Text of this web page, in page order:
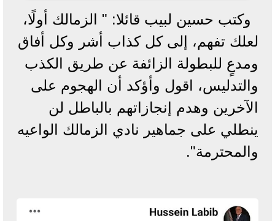
وكتب حسين لبيب قائلا: " الزمالك أولًا،
لعلك تفهم، إلى كل كذاب أشر وكل أفاق
ومدعٍ للبطولة الزائفة عن طريق الكذب
والتدليس، اقول وأؤكد أن الهجوم على
الآخرين وهدم إنجازاتهم بالباطل لن
ينطلي على جماهير نادي الزمالك الواعيه
والمحترمة".